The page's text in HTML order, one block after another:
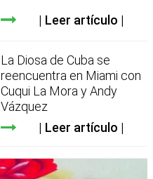
Leer artículo
La Diosa de Cuba se
reencuentra en Miami con
Cuqui La Mora y Andy
Vázquez
Leer artículo